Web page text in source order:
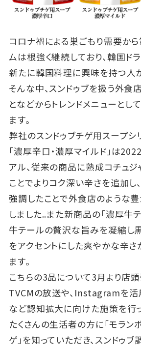
コロナ禍による巣ごもり需要か
ムは根強く継続しており、韓国ド
新たに韓国料理に興味を持つ人
そんな中、スンドゥブを扱う外食
となどからトレンドメニューとし
ます。
弊社のスンドゥブチゲ用スープシ
「濃厚辛口・濃厚マイルド」は
アル、従来の商品に熟成コチュ
ことでよりコク深い辛さを追加し
強調したことで外食店のような
しました。また新商品の「濃厚牛
牛テールの贅沢な旨みを凝縮し
をアクセントにした爽やかな辛
ます。
こちらの3品について3月より店
TVCMの放送や、Instagramを活
など認知拡大に向けた施策を行
たくさんの生活者の方に「モラン
ゲ」を知っていただき、スンドゥ